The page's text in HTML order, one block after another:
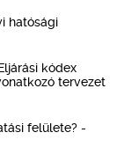
hatósági
kódex
tervezet
felülete? -